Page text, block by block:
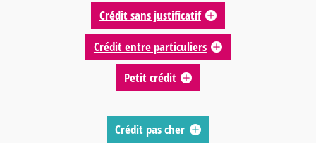
Crédit sans justificatif
Crédit entre particuliers
Petit crédit
Crédit pas cher